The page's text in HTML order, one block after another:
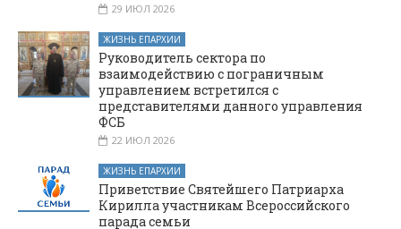
29 ИЮЛ 2026
ЖИЗНЬ ЕПАРХИИ
Руководитель сектора по
взаимодействию с пограничным
управлением встретился с
представителями данного управления
ФСБ
22 ИЮЛ 2026
ЖИЗНЬ ЕПАРХИИ
Приветствие Святейшего Патриарха
Кирилла участникам Всероссийского
парада семьи